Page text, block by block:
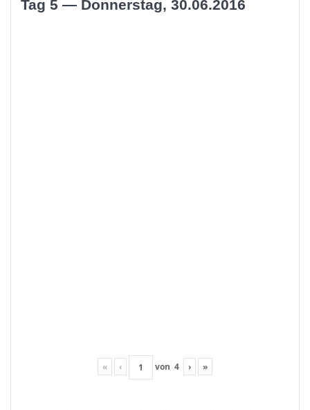
Tag 5 — Donnerstag, 30.06.2016
« ‹ von 4 › »